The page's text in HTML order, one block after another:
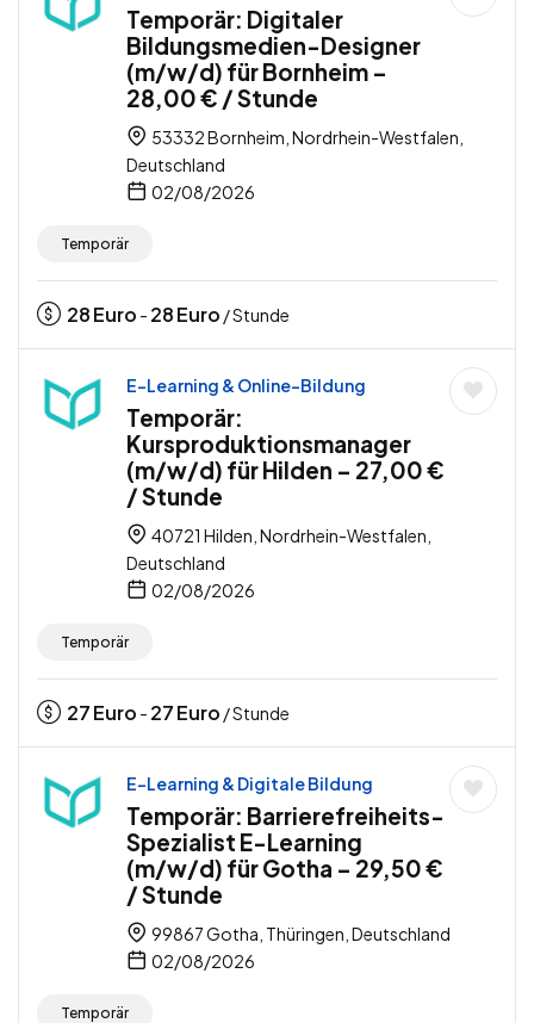
Temporär: Digitaler
Bildungsmedien-Designer
(m/w/d) für Bornheim –
28,00 € / Stunde
53332 Bornheim, Nordrhein-Westfalen,
Deutschland
02/08/2026
Temporär
28Euro - 28Euro / Stunde
E-Learning & Online-Bildung
Temporär:
Kursproduktionsmanager
(m/w/d) für Hilden – 27,00 €
/ Stunde
40721 Hilden, Nordrhein-Westfalen,
Deutschland
02/08/2026
Temporär
27Euro - 27Euro / Stunde
E-Learning & Digitale Bildung
Temporär: Barrierefreiheits-
Spezialist E-Learning
(m/w/d) für Gotha – 29,50 €
/ Stunde
99867 Gotha, Thüringen, Deutschland
02/08/2026
Temporär